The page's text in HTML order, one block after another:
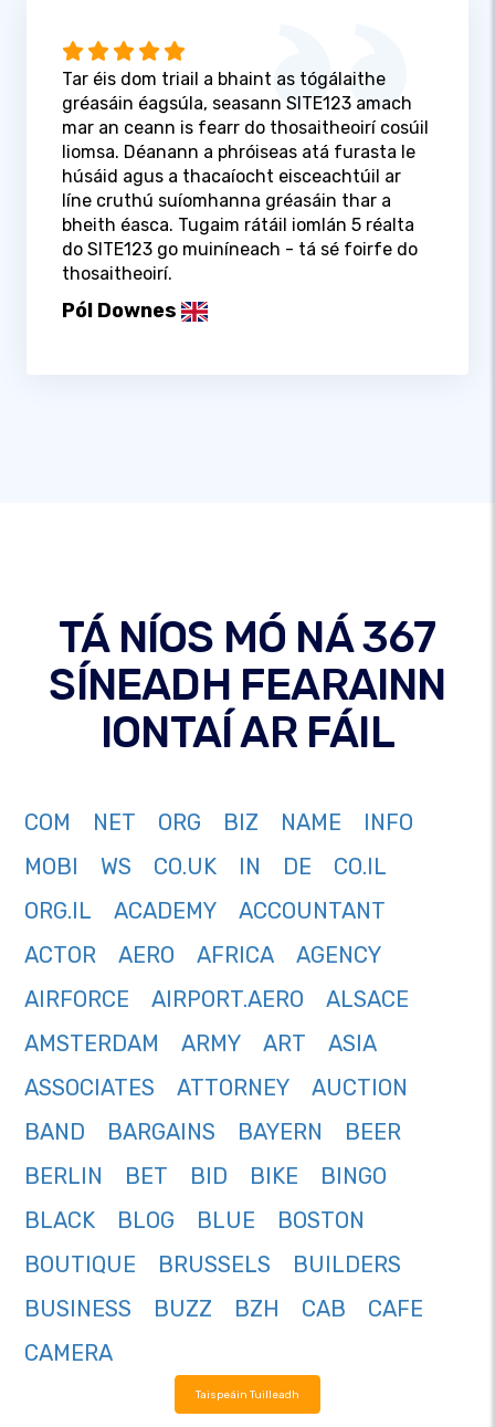
Tar éis dom triail a bhaint as tógálaithe
gréasáin éagsúla, seasann SITE123 amach
mar an ceann is fearr do thosaitheoirí cosúil
liomsa. Déanann a phróiseas atá furasta le
húsáid agus a thacaíocht eisceachtúil ar
líne cruthú suíomhanna gréasáin thar a
bheith éasca. Tugaim rátáil iomlán 5 réalta
do SITE123 go muiníneach - tá sé foirfe do
thosaitheoirí.
Pól Downes
TÁ NÍOS MÓ NÁ 367
SÍNEADH FEARAINN
IONTAÍ AR FÁIL
COM NET ORG BIZ NAME
INFO
MOBI
WS CO.UK IN DE
CO.IL
ORG.IL
ACADEMY
ACCOUNTANT
ACTOR
AERO AFRICA
AGENCY
AIRFORCE
AIRPORT.AERO
ALSACE
AMSTERDAM
ARMY ART
ASIA
ASSOCIATES
ATTORNEY
AUCTION
BAND
BARGAINS BAYERN
BEER
BERLIN
BET BID BIKE
BINGO
BLACK
BLOG BLUE
BOSTON
BOUTIQUE
BRUSSELS
BUILDERS
BUSINESS
BUZZ BZH CAB
CAFE
CAMERA
Taispeáin Tuilleadh